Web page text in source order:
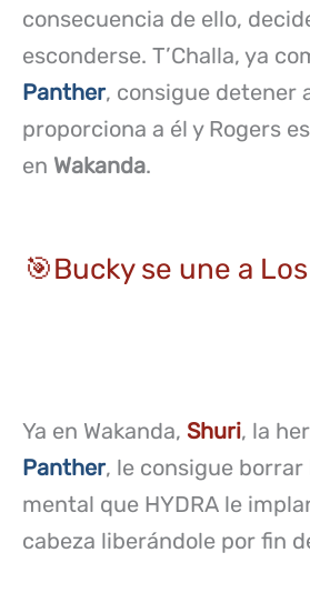
consecuencia de ello,
esconderse. T’Challa, ya
Panther, consigue detener
proporciona a él y Rogers
en Wakanda.
🎯Bucky se une a
Ya en Wakanda, Shuri, la
Panther, le consigue
mental que HYDRA le
cabeza liberándole por fin